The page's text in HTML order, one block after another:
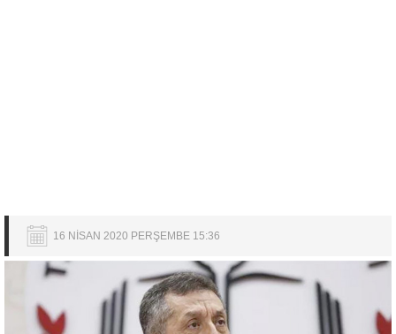
16 NİSAN 2020 PERŞEMBE 15:36